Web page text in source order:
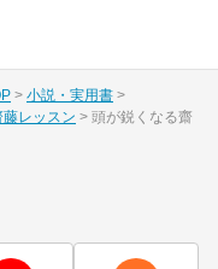
小説・実用書
レッスン
頭が鋭くなる齋